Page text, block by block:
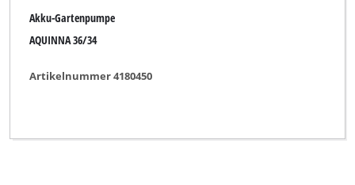
Akku-Gartenpumpe
AQUINNA 36/34
Artikelnummer 4180450